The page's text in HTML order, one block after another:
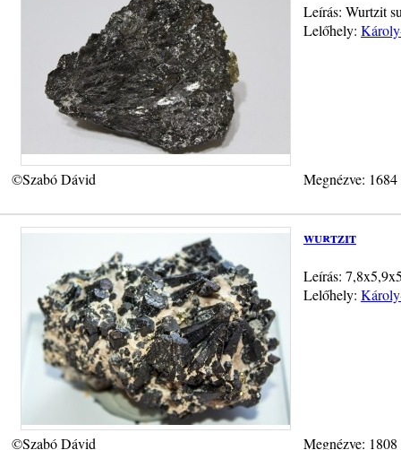
Leírás: Wurtzit
Lelőhely:
©Szabó Dávid Megnézve:
wurtzit
Leírás:
Lelőhely:
©Szabó Dávid Megnézve: